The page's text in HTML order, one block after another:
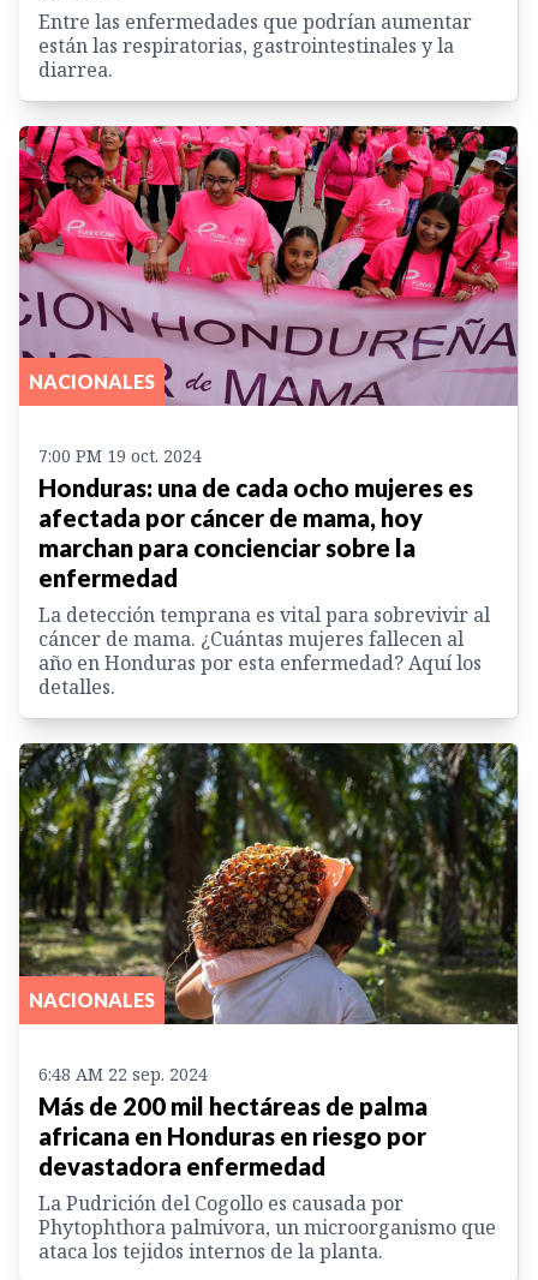
Entre las enfermedades que podrían aumentar
están las respiratorias, gastrointestinales y la
diarrea.
NACIONALES
7:00 PM 19 oct. 2024
Honduras: una de cada ocho mujeres es
afectada por cáncer de mama, hoy
marchan para concienciar sobre la
enfermedad
La detección temprana es vital para sobrevivir al
cáncer de mama. ¿Cuántas mujeres fallecen al
año en Honduras por esta enfermedad? Aquí los
detalles.
NACIONALES
6:48 AM 22 sep. 2024
Más de 200 mil hectáreas de palma
africana en Honduras en riesgo por
devastadora enfermedad
La Pudrición del Cogollo es causada por
Phytophthora palmivora, un microorganismo que
ataca los tejidos internos de la planta.